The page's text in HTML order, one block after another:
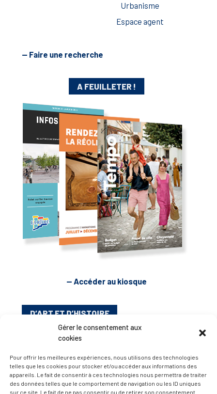
Gérer le consentement aux
cookies
Pour offrir les meilleures expériences, nous utilisons des technologies
telles que les cookies pour stocker et/ou accéder aux informations des
appareils. Le fait de consentir à ces technologies nous permettra de traiter
des données telles que le comportement de navigation ou les ID uniques
sur ce site. Le fait de ne pas consentir ou de retirer son consentement
Urbanisme
Espace agent
— Faire une recherche
A FEUILLETER !
— Accéder au kiosque
D’ART ET D’HISTOIRE